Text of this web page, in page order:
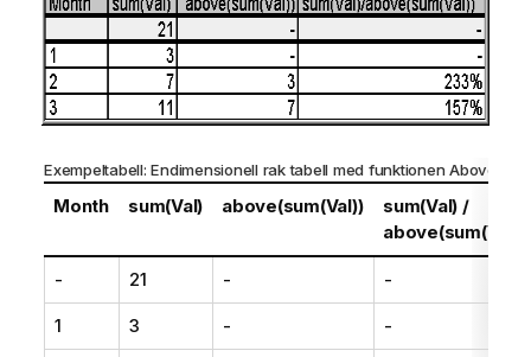
Exempeltabell: Endimensionell rak tabell med funktionen Above
Month sum(Val) above(sum(Val))
sum(Val) /
above(sum(Val))
- 21 - -
1 3 - -